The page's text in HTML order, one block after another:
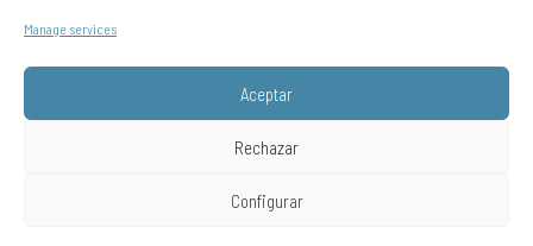
Manage services
Aceptar
Rechazar
Configurar
Privacy policy
Está visitando desde: United States. Puede visitar el sitio como si se